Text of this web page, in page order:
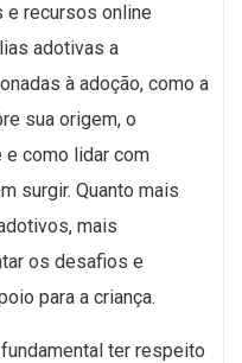
recursos online
adotivas a
à adoção, como a
sua origem, o
como lidar com
surgir. Quanto mais
mais
os desafios e
para a criança.
fundamental ter respeito